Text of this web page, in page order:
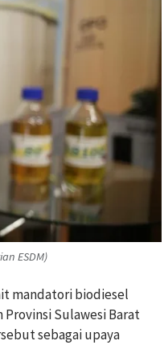
ESDM)
mandatori biodiesel
Provinsi Sulawesi Barat
sebagai upaya